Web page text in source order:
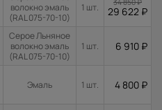
волокно эмаль
(RAL 075-70-10)
1 шт. 34 850₽
29 622 ₽
Серое Льняное
волокно эмаль
(RAL 075-70-10)
1 шт. 6 910 ₽
Эмаль 1 шт. 4 800 ₽